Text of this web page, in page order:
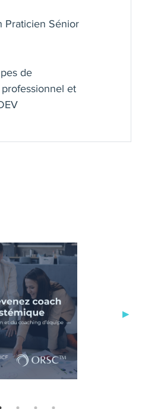
Praticien Sénior
de
et